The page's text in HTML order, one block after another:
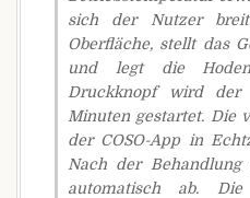
sich der Nutzer
Oberfläche, stellt das
und legt die
Druckknopf wird der
Minuten gestartet. Die
der COSO-App in
Nach der
automatisch ab.